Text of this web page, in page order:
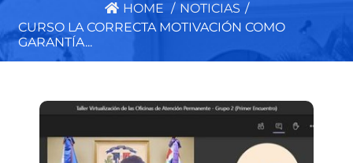
HOME / NOTICIAS /
CURSO LA CORRECTA MOTIVACIÓN COMO
GARANTÍA...